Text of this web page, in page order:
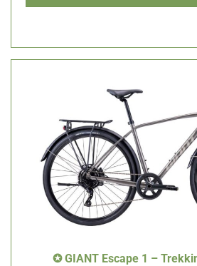
✪ GIANT Escape 1 –